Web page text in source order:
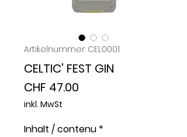
Artikelnummer: CEL0001
CELTIC' FEST GIN
CHF 47.00
inkl. MwSt
Inhalt / contenu *